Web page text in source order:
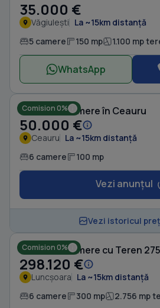
35.000 €
Văgiulești La ~15km distanță
5 camere 150 mp 1.100 mp
WhatsApp
Comision 0%
Casă cu 6 camere în Ceauru
50.000 €
Ceauru La ~15km distanță
6 camere 100 mp
Vezi anunțul
Vezi istoricul
Comision 0%
Casă cu 6 camere cu Teren
298.120 €
Luncșoara La ~15km distanță
6 camere 300 mp 2.756 mp